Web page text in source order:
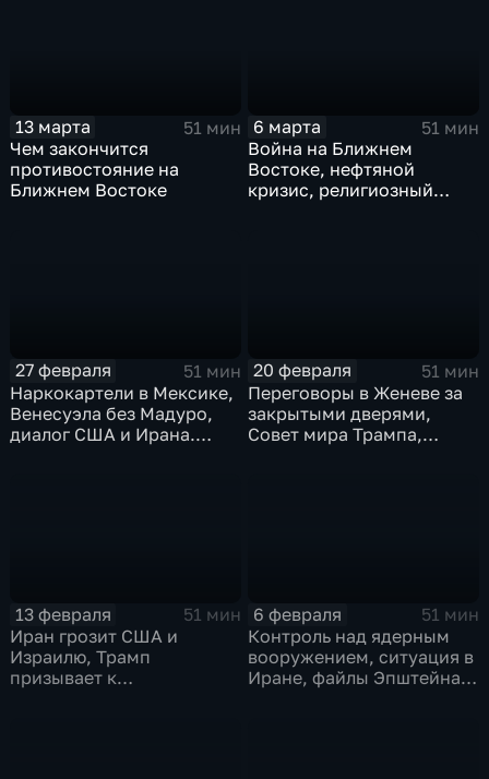
13 марта
51 мин
Чем закончится
противостояние на
Ближнем Востоке
6 марта
51 мин
Война на Ближнем
Востоке, нефтяной
кризис, религиозный
27 февраля
51 мин
Наркокартели в Мексике,
Венесуэла без Мадуро,
диалог США и Ирана.
20 февраля
51 мин
Переговоры в Женеве за
закрытыми дверями,
Совет мира Трампа,
13 февраля
51 мин
Иран грозит США и
Израилю, Трамп
призывает к
6 февраля
51 мин
Контроль над ядерным
вооружением, ситуация в
Иране, файлы Эпштейна.